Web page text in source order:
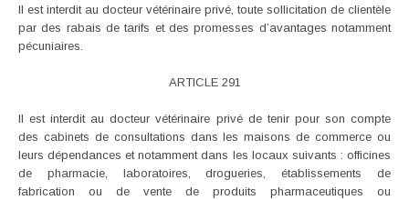
Il est interdit au docteur vétérinaire privé, toute sollicitation de clientèle
par des rabais de tarifs et des promesses d’avantages notamment
pécuniaires.
ARTICLE 291
Il est interdit au docteur vétérinaire privé de tenir pour son compte
des cabinets de consultations dans les maisons de commerce ou
leurs dépendances et notamment dans les locaux suivants : officines
de pharmacie, laboratoires, drogueries, établissements de
fabrication ou de vente de produits pharmaceutiques ou